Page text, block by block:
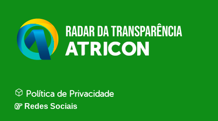
Política de Privacidade
Redes Sociais